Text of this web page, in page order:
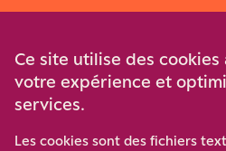
Ce site utilise des cookies
votre expérience et
services.
Les cookies sont des fichiers